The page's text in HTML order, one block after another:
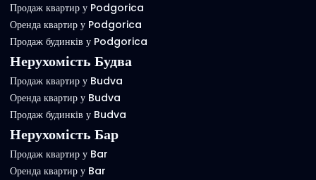
Продаж квартир у Podgorica
Оренда квартир у Podgorica
Продаж будинків у Podgorica
Нерухомість Будва
Продаж квартир у Budva
Оренда квартир у Budva
Продаж будинків у Budva
Нерухомість Бар
Продаж квартир у Bar
Оренда квартир у Bar